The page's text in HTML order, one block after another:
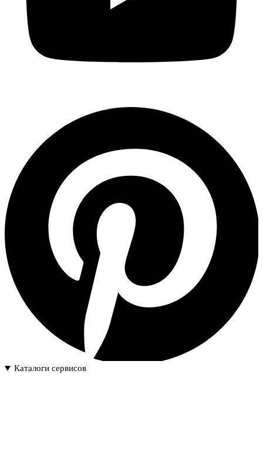
Каталоги сервисов